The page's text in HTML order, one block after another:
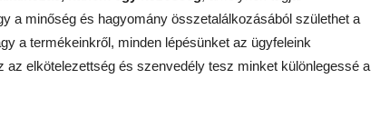
a minőség és hagyomány összetalálkozásából születhet a
a termékeinkről, minden lépésünket az ügyfeleink
az elkötelezettség és szenvedély tesz minket különlegessé a